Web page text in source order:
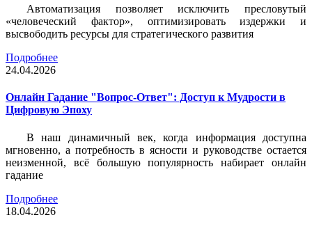
Автоматизация позволяет исключить пресловутый
«человеческий фактор», оптимизировать издержки и
высвободить ресурсы для стратегического развития
Подробнее
24.04.2026
Онлайн Гадание "Вопрос-Ответ": Доступ к Мудрости в
Цифровую Эпоху
В наш динамичный век, когда информация доступна
мгновенно, а потребность в ясности и руководстве остается
неизменной, всё большую популярность набирает онлайн
гадание
Подробнее
18.04.2026